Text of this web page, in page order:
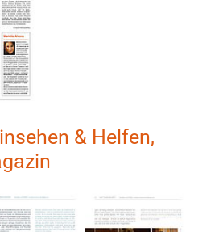
& Helfen,
larger versionShow larger version